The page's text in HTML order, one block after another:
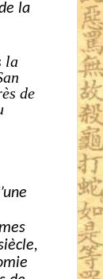
la
la
de